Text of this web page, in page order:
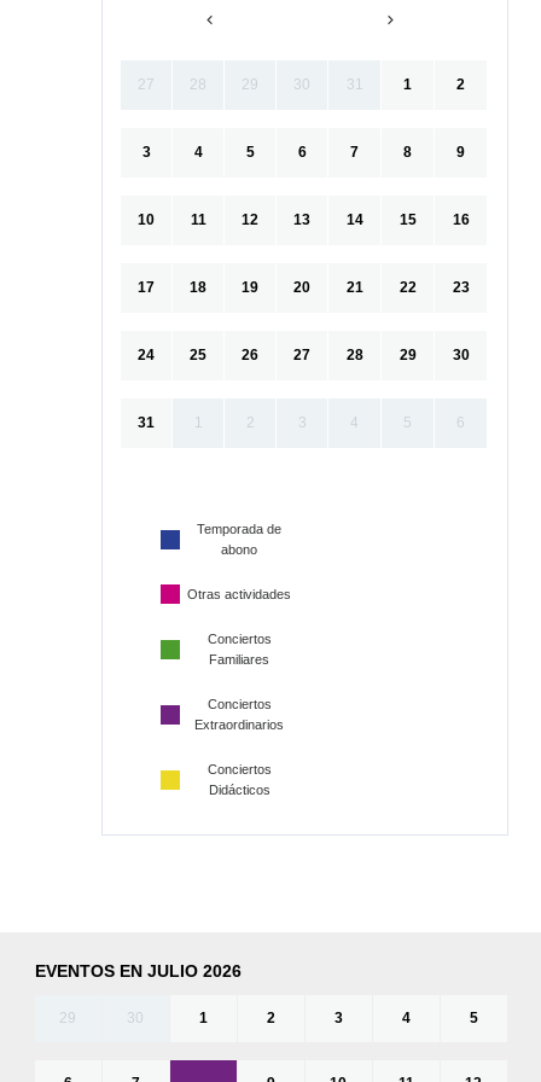
27 28 29 30 31 1 2
3 4 5 6 7 8 9
10 11 12 13 14 15 16
17 18 19 20 21 22 23
24 25 26 27 28 29 30
31 1 2 3 4 5 6
Temporada de
abono
Otras actividades
Conciertos
Familiares
Conciertos
Extraordinarios
Conciertos
Didácticos
EVENTOS EN JULIO 2026
29 30 1 2 3 4 5